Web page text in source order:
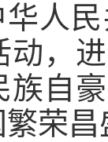
人
动，
族自
荣昌